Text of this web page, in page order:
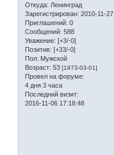
Откуда: Ленинград
Зарегистрирован: 2010-11-27
Приглашений: 0
Сообщений: 588
Уважение: [+3/-0]
Позитив: [+33/-0]
Пол: Мужской
Возраст: 53 [1973-03-01]
Провел на форуме:
4 дня 3 часа
Последний визит:
2016-11-06 17:18:48